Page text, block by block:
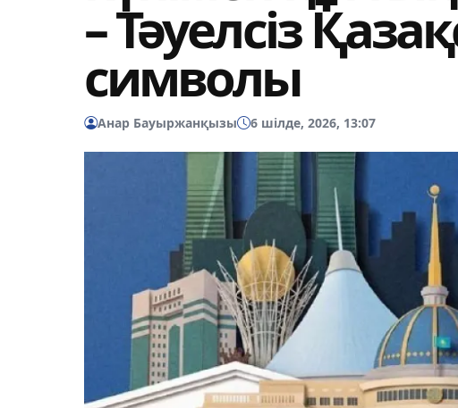
– Тәуелсіз
символы
Анар Бауыржанқызы 6 шілде, 2026, 13:07